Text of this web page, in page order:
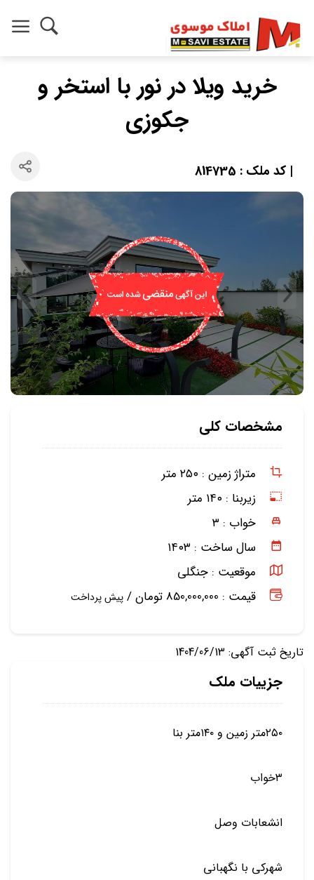
خرید ویلا در نور با استخر و
جکوزی
| کد ملک : 814735
مشخصات کلی
متراژ زمین : ۲۵۰ متر
زیربنا : ۱۴۰ متر
خواب : ۳
سال ساخت : ۱۴۰۳
موقعیت : جنگلی
قیمت : 850,000,000 تومان /
پیش پرداخت
تاریخ ثبت آگهی: 1404/06/13
جزییات ملک
۲۵۰متر زمین و ۱۴۰متر بنا
۳خواب
انشعابات وصل
شهرکی با نگهبانی